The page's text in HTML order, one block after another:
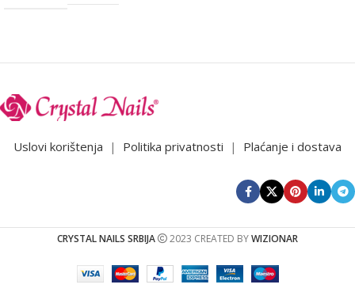
Uslovi korištenja | Politika privatnosti | Plaćanje i dostava
CRYSTAL NAILS SRBIJA 2023 CREATED BYWIZIONAR